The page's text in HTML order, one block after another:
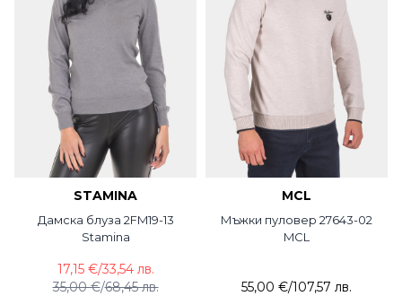
STAMINA
Дамска блуза 2FM19-13
Stamina
35,00 €/68,45 лв.
17,15 €/33,54 лв.
MCL
Мъжки пуловер 27643-02
MCL
55,00 €/107,57 лв.